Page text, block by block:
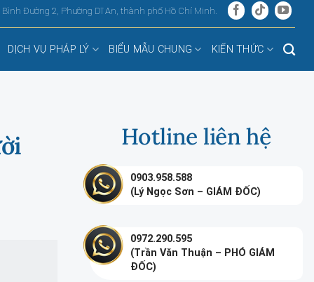
Bình Đường 2, Phường Dĩ An, thành phố Hồ Chí Minh.
DỊCH VỤ PHÁP LÝ BIỂU MẪU CHUNG KIẾN THỨC
Hotline liên hệ
0903.958.588
(Lý Ngọc Sơn – GIÁM ĐỐC)
0972.290.595
(Trần Văn Thuận – PHÓ GIÁM
ĐỐC)